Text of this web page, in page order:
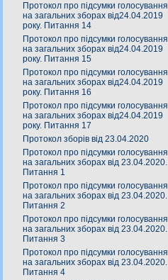
Протокол про підсумки голосування
на загальних зборах від24.04.2019
року. Питання 14
Протокол про підсумки голосування
на загальних зборах від24.04.2019
року. Питання 15
Протокол про підсумки голосування
на загальних зборах від24.04.2019
року. Питання 16
Протокол про підсумки голосування
на загальних зборах від24.04.2019
року. Питання 17
Протокол зборів від 23.04.2020
Протокол про підсумки голосування
на загальних зборах від 23.04.2020.
Питання 1
Протокол про підсумки голосування
на загальних зборах від 23.04.2020.
Питання 2
Протокол про підсумки голосування
на загальних зборах від 23.04.2020.
Питання 3
Протокол про підсумки голосування
на загальних зборах від 23.04.2020.
Питання 4